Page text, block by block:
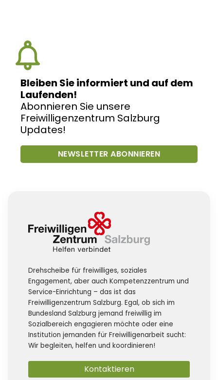
Bleiben Sie informiert und auf dem
Laufenden!
Abonnieren Sie unsere
Freiwilligenzentrum Salzburg
Updates!
NEWSLETTER ABONNIEREN
Drehscheibe für freiwilliges, soziales
Engagement, aber auch Kompetenzzentrum und
Service-Einrichtung – das ist das
Freiwilligenzentrum Salzburg. Egal, ob sich im
Bundesland Salzburg jemand freiwillig im
Sozialbereich engagieren möchte oder eine
Institution jemanden für Freiwilligenarbeit sucht:
Wir begleiten, helfen und koordinieren!
Kontaktieren